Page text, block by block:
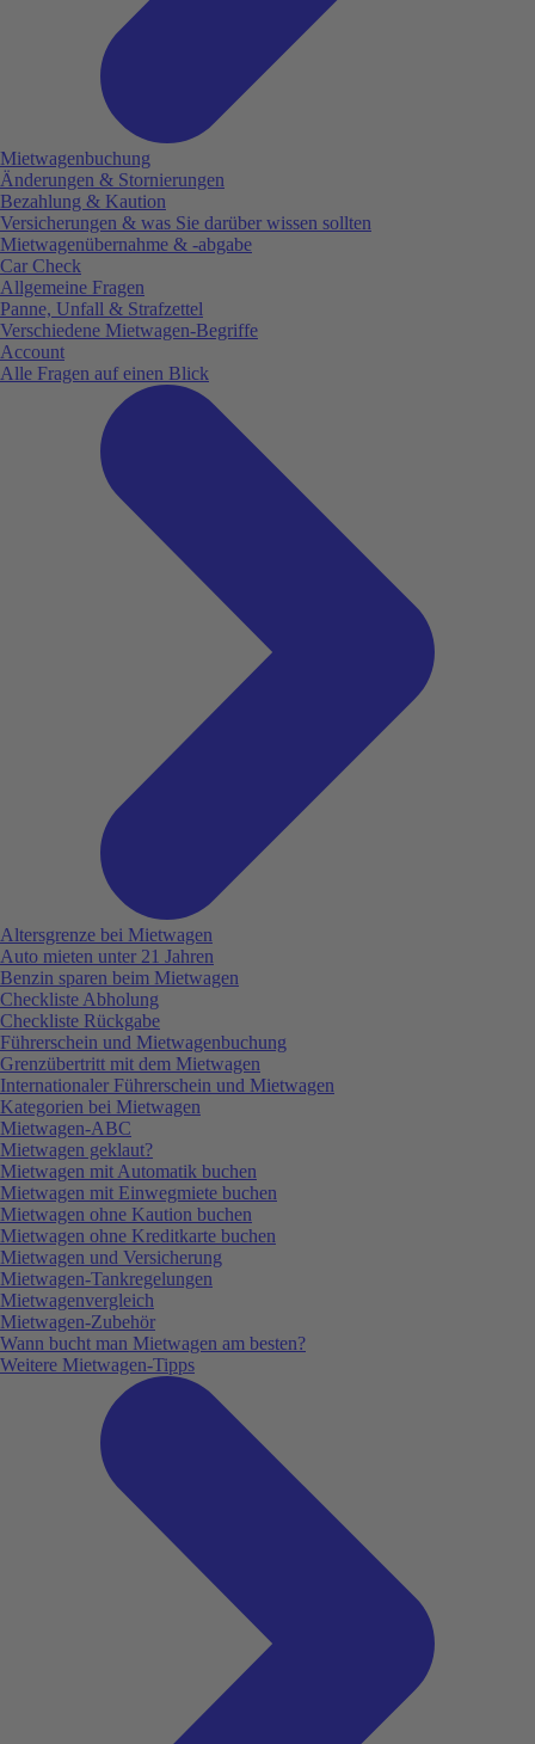
Mietwagenbuchung
Änderungen & Stornierungen
Bezahlung & Kaution
Versicherungen & was Sie darüber wissen sollten
Mietwagenübernahme & -abgabe
Car Check
Allgemeine Fragen
Panne, Unfall & Strafzettel
Verschiedene Mietwagen-Begriffe
Account
Alle Fragen auf einen Blick
Altersgrenze bei Mietwagen
Auto mieten unter 21 Jahren
Benzin sparen beim Mietwagen
Checkliste Abholung
Checkliste Rückgabe
Führerschein und Mietwagenbuchung
Grenzübertritt mit dem Mietwagen
Internationaler Führerschein und Mietwagen
Kategorien bei Mietwagen
Mietwagen-ABC
Mietwagen geklaut?
Mietwagen mit Automatik buchen
Mietwagen mit Einwegmiete buchen
Mietwagen ohne Kaution buchen
Mietwagen ohne Kreditkarte buchen
Mietwagen und Versicherung
Mietwagen-Tankregelungen
Mietwagenvergleich
Mietwagen-Zubehör
Wann bucht man Mietwagen am besten?
Weitere Mietwagen-Tipps